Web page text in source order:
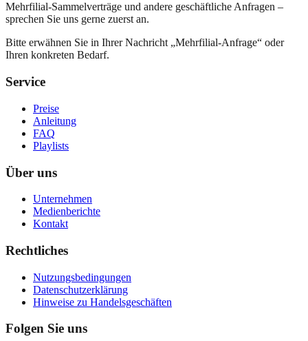
Mehrfilial-Sammelverträge und andere geschäftliche Anfragen –
sprechen Sie uns gerne zuerst an.
Bitte erwähnen Sie in Ihrer Nachricht „Mehrfilial-Anfrage“ oder
Ihren konkreten Bedarf.
Service
Preise
Anleitung
FAQ
Playlists
Über uns
Unternehmen
Medienberichte
Kontakt
Rechtliches
Nutzungsbedingungen
Datenschutzerklärung
Hinweise zu Handelsgeschäften
Folgen Sie uns